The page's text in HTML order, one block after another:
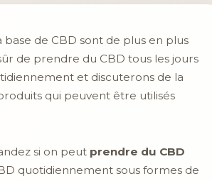
de CBD sont de plus en plus
de prendre du CBD tous les jours
et discuterons de la
qui peuvent être utilisés
si on peut prendre du CBD
quotidiennement sous formes de